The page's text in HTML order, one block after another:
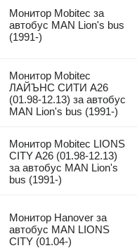
Монитор Mobitec за
автобус MAN Lion's bus
(1991-)
Монитор Mobitec
ЛАЙЪНС СИТИ А26
(01.98-12.13) за автобус
MAN Lion's bus (1991-)
Монитор Mobitec LIONS
CITY A26 (01.98-12.13)
за автобус MAN Lion's
bus (1991-)
Монитор Hanover за
автобус MAN LIONS
CITY (01.04-)